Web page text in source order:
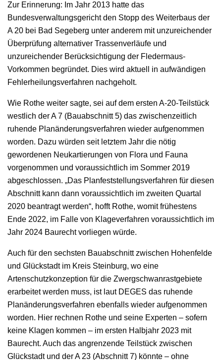
Zur Erinnerung: Im Jahr 2013 hatte das
Bundesverwaltungsgericht den Stopp des Weiterbaus der
A 20 bei Bad Segeberg unter anderem mit unzureichender
Überprüfung alternativer Trassenverläufe und
unzureichender Berücksichtigung der Fledermaus-
Vorkommen begründet. Dies wird aktuell in aufwändigen
Fehlerheilungsverfahren nachgeholt.
Wie Rothe weiter sagte, sei auf dem ersten A-20-Teilstück
westlich der A 7 (Bauabschnitt 5) das zwischenzeitlich
ruhende Planänderungsverfahren wieder aufgenommen
worden. Dazu würden seit letztem Jahr die nötig
gewordenen Neukartierungen von Flora und Fauna
vorgenommen und voraussichtlich im Sommer 2019
abgeschlossen. „Das Planfeststellungsverfahren für diesen
Abschnitt kann dann voraussichtlich im zweiten Quartal
2020 beantragt werden“, hofft Rothe, womit frühestens
Ende 2022, im Falle von Klageverfahren voraussichtlich im
Jahr 2024 Baurecht vorliegen würde.
Auch für den sechsten Bauabschnitt zwischen Hohenfelde
und Glückstadt im Kreis Steinburg, wo eine
Artenschutzkonzeption für die Zwergschwanrastgebiete
erarbeitet werden muss, ist laut DEGES das ruhende
Planänderungsverfahren ebenfalls wieder aufgenommen
worden. Hier rechnen Rothe und seine Experten – sofern
keine Klagen kommen – im ersten Halbjahr 2023 mit
Baurecht. Auch das angrenzende Teilstück zwischen
Glückstadt und der A 23 (Abschnitt 7) könnte – ohne